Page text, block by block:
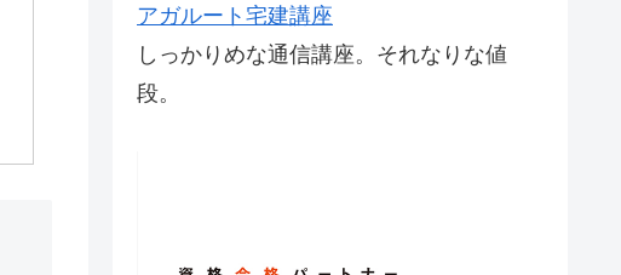
アガルート宅建講座
しっかりめな通信講座。それなりな値
段。